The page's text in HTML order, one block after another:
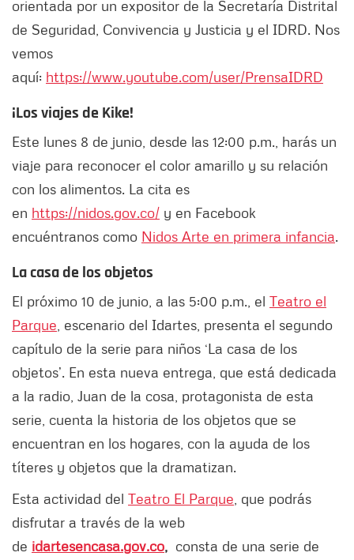
orientada por un expositor de la Secretaría Distrital
de Seguridad, Convivencia y Justicia y el IDRD. Nos
vemos
aquí: https://www.youtube.com/user/PrensaIDRD
¡Los viajes de Kike!
Este lunes 8 de junio, desde las 12:00 p.m., harás un
viaje para reconocer el color amarillo y su relación
con los alimentos. La cita es
en https://nidos.gov.co/ y en Facebook
encuéntranos como Nidos Arte en primera infancia.
La casa de los objetos
El próximo 10 de junio, a las 5:00 p.m., el Teatro el
Parque , escenario del Idartes, presenta el segundo
capítulo de la serie para niños ‘La casa de los
objetos’. En esta nueva entrega, que está dedicada
a la radio, Juan de la cosa, protagonista de esta
serie, cuenta la historia de los objetos que se
encuentran en los hogares, con la ayuda de los
títeres y objetos que la dramatizan.
Esta actividad del Teatro El Parque , que podrás
disfrutar a través de la web
de idartesencasa.gov.co, consta de una serie de